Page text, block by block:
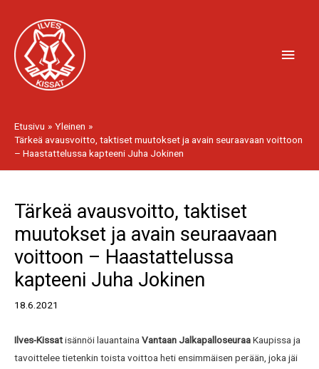
sisältöön
Etusivu
Yleinen
Tärkeä avausvoitto, taktiset muutokset ja avain seuraavaan voittoon
– Haastattelussa kapteeni Juha Jokinen
Tärkeä avausvoitto, taktiset
muutokset ja avain seuraavaan
voittoon – Haastattelussa
kapteeni Juha Jokinen
18.6.2021
Ilves-Kissatisännöi lauantainaVantaan JalkapalloseuraaKaupissa ja
tavoittelee tietenkin toista voittoa heti ensimmäisen perään, joka jäi
selaus